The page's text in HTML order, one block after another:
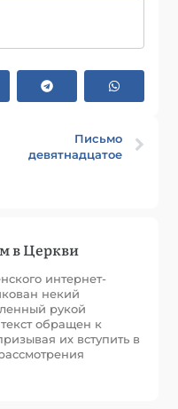
Письмо
девятнадцатое
в Церкви
интернет-
некий
рукой
обращен к
их вступить в